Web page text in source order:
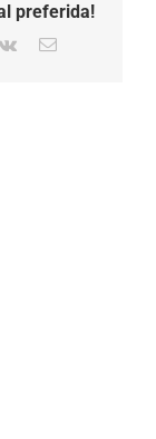
preferida!
Vk Email: